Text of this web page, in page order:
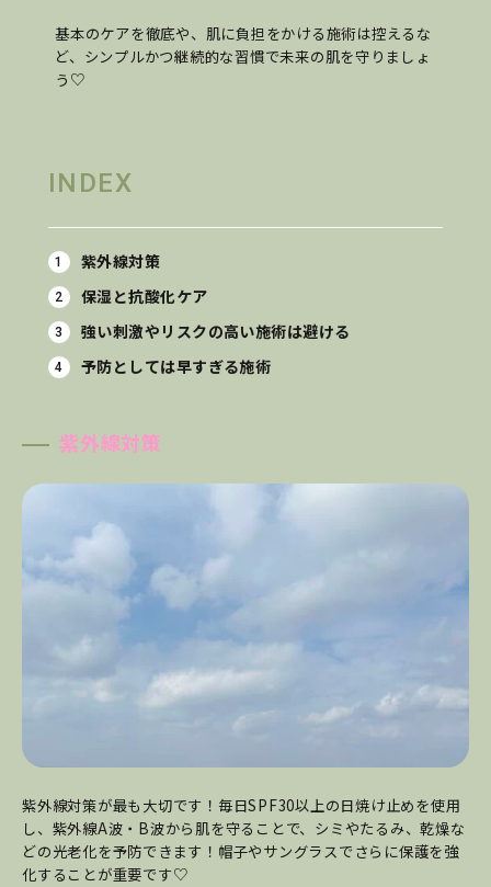
基本のケアを徹底や、肌に負担をかける施術は控えるな
ど、シンプルかつ継続的な習慣で未来の肌を守りましょ
う♡
INDEX
紫外線対策
保湿と抗酸化ケア
強い刺激やリスクの高い施術は避ける
予防としては早すぎる施術
紫外線対策
紫外線対策が最も大切です！ 毎日SPF30以上の日焼け止めを使用
し、紫外線A波・B波から肌を守ることで、シミやたるみ、乾燥な
どの光老化を予防できます！帽子やサングラスでさらに保護を強
化することが重要です♡